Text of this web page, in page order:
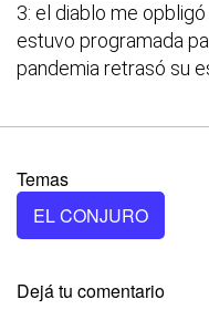
3: el diablo me
estuvo programada
pandemia retrasó su
Temas
EL CONJURO
Dejá tu comentario